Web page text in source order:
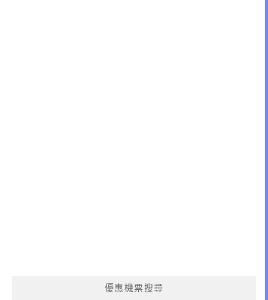
優惠機票搜尋